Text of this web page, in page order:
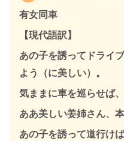
有女同車
【現代語訳】
あの子を誘ってドライ
よう（に美しい）。
気ままに車を巡らせば
ああ美しい姜姉さん、
あの子を誘って道行け